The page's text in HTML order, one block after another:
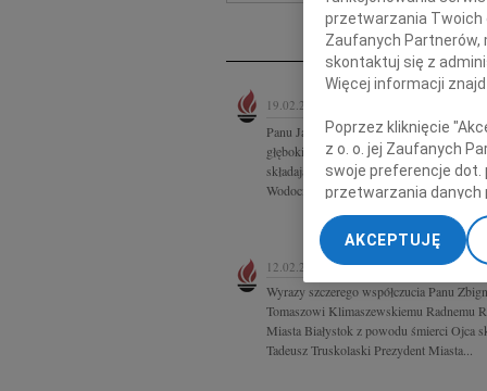
19.02.2021
Panu Jarosławowi Poniatowiczowi wyrazy
głębokiego współczucia z powodu
składają Rada Nadzorcza, Zarząd i
Wodociągów Białostockich Sp. z o.o.
12.02.2021 BIAŁYSTOK
Wyrazy szczerego współczucia Panu
Tomaszowi Klimaszewskiemu Radnemu
Miasta Białystok z powodu śmierci Ojca
Tadeusz Truskolaski Prezydent Miasta...
przetwarzania Twoich
Zaufanych Partnerów,
skontaktuj się z
Więcej informacji
Poprzez kliknięcie
z o. o. jej Zaufanych
swoje preferencje dot.
przetwarzania danych
„Ustawienia
My, nasi Zaufani
dokładnych danych
Przechowywanie
treści, badnie
AKCEPTUJĘ